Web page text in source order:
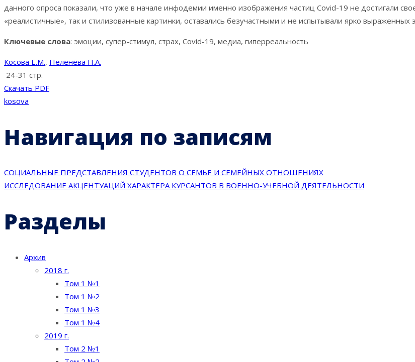
данного опроса показали, что уже в начале инфодемии именно изображения частиц Covid-19 не достигали
«реалистичные», так и стилизованные картинки, оставались безучастными и не испытывали ярко выраженных
Ключевые слова: эмоции, супер-стимул, страх, Covid-19, медиа, гиперреальность
Косова Е.М., Пеленёва П.А.
24-31 стр.
Скачать PDF
kosova
Навигация по записям
СОЦИАЛЬНЫЕ ПРЕДСТАВЛЕНИЯ СТУДЕНТОВ О СЕМЬЕ И СЕМЕЙНЫХ ОТНОШЕНИЯХ
ИССЛЕДОВАНИЕ АКЦЕНТУАЦИЙ ХАРАКТЕРА КУРСАНТОВ В ВОЕННО-УЧЕБНОЙ ДЕЯТЕЛЬНОСТИ
Разделы
Архив
2018 г.
Том 1 №1
Том 1 №2
Том 1 №3
Том 1 №4
2019 г.
Том 2 №1